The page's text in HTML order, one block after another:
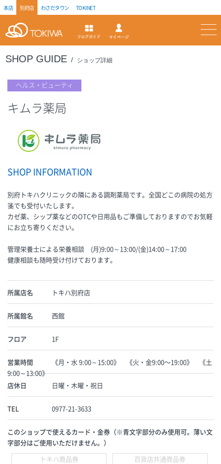
本店 別府店 わさだタウン TOKINET
トキハ フロアガイド
SHOP GUIDE ショップ詳細
キムラ薬局
ヘルス・ビューティ
SHOP INFORMATION
別府トキハクリニックの隣にある調剤薬局です。全国どこの病院の処方
箋でも受付いたします。
カゼ薬、シップ薬などのOTCや日用品もご準備しておりますのでお気軽
にお立ち寄りください。
管理栄養士による栄養相談 (月)9:00～13:00/(金)14:00～17:00
健康相談も随時受け付けております。
所属店名 トキハ別府店
所属館名 西館
フロア 1F
営業時間
《月・水 9:00～15:00》 《火・金9:00〜19:00》 《土
9:00～13:00》
店休日
日曜・木曜・祝日
TEL 0977-21-3633
このショップで使えるカード・金券（※青文字部分のみ使用可。薄い文
字部分はご使用いただけません。）
トキハ商品券
百貨店共通商品券